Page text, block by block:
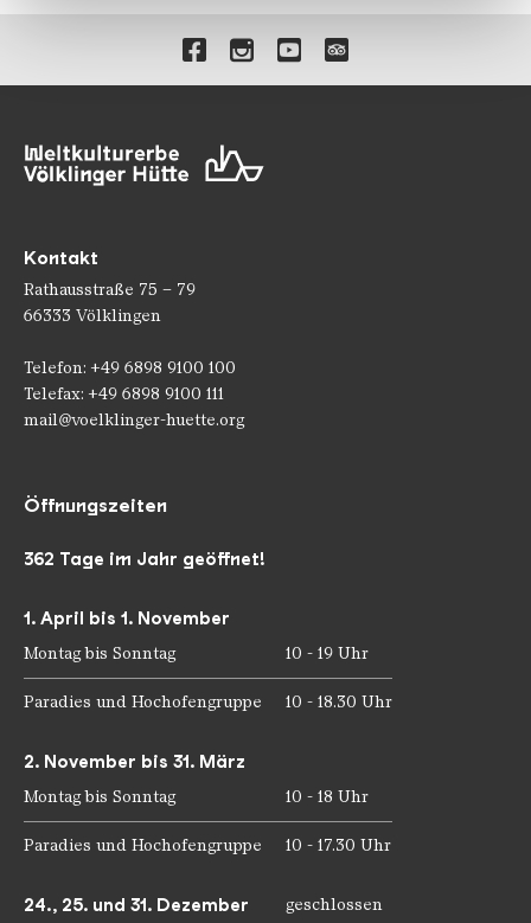
Verlinkungen zu unseren
Kontakt
Rathausstraße 75 – 79
66333 Völklingen
Telefon: +49 6898 9100 100
Telefax: +49 6898 9100 111
mail@voelklinger-huette.org
Öffnungszeiten
362 Tage im Jahr geöffnet!
1. April bis 1. November
Montag bis Sonntag 10 - 19 Uhr
Paradies und Hochofengruppe 10 - 18.30 Uhr
2. November bis 31. März
Montag bis Sonntag 10 - 18 Uhr
Paradies und Hochofengruppe 10 - 17.30 Uhr
24., 25. und 31. Dezember geschlossen